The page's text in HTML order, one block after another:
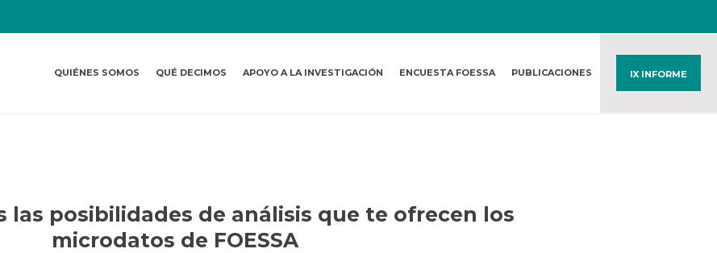
QUIÉNES SOMOS QUÉ DECIMOS APOYO A LA INVESTIGACIÓN ENCUESTA FOESSA PUBLICACIONES IX INFORME
las posibilidades de análisis que te ofrecen los
microdatos de FOESSA